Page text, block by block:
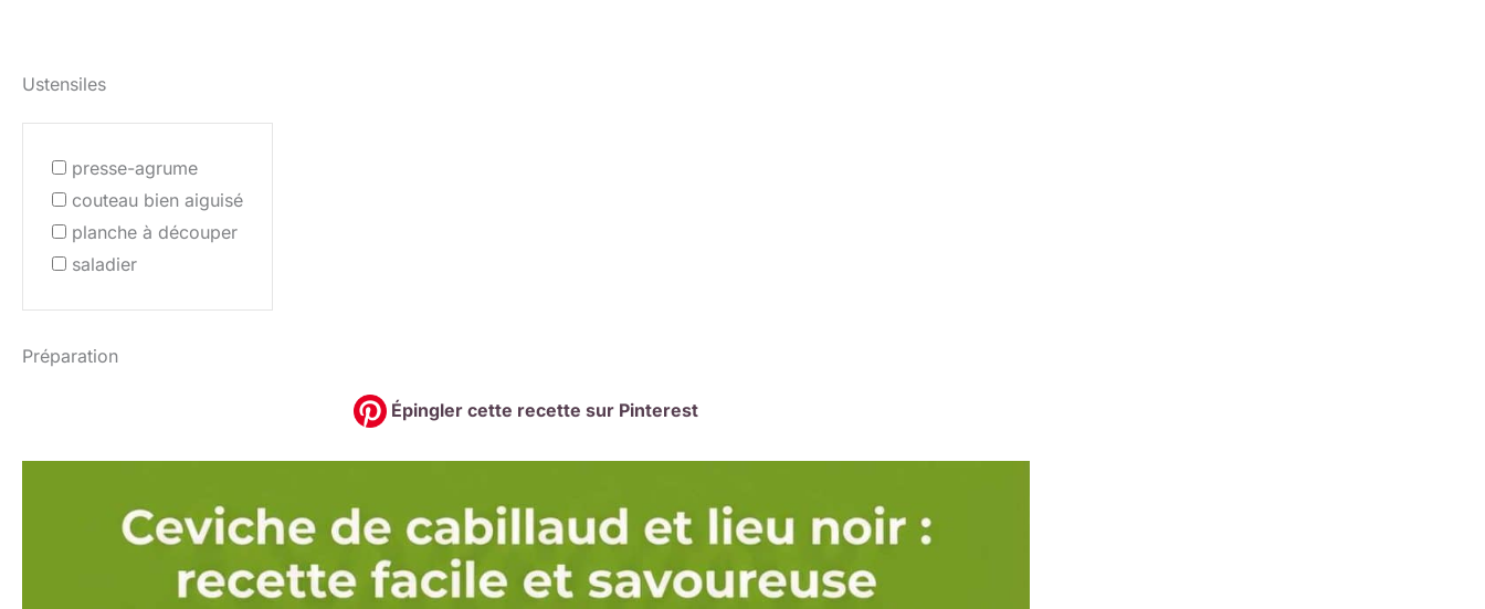
Ustensiles
presse-agrume
couteau bien aiguisé
planche à découper
saladier
Préparation
Épingler cette recette sur Pinterest